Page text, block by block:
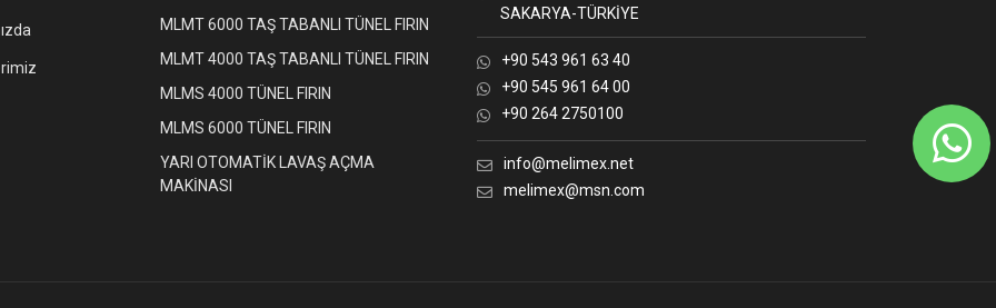
MLMT 6000 TAŞ TABANLI TÜNEL FIRIN
MLMT 4000 TAŞ TABANLI TÜNEL FIRIN
MLMS 4000 TÜNEL FIRIN
MLMS 6000 TÜNEL FIRIN
YARI OTOMATİK LAVAŞ AÇMA
MAKİNASI
SAKARYA-TÜRKİYE
+90 543 961 63 40
+90 545 961 64 00
+90 264 2750100
info@melimex.net
melimex@msn.com